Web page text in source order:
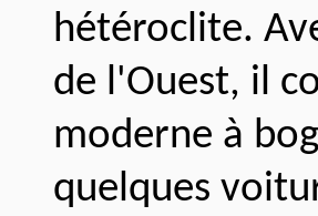
hétéroclite.
de l'Ouest, il
moderne à
quelques